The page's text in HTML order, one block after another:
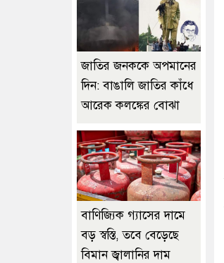
জাতির জনককে অপমানের
দিন: বাঙালি জাতির কাঁধে
আরেক কলঙ্কের বোঝা
বাণিজ্যিক গ্যাসের দামে
বড় স্বস্তি, তবে বেড়েছে
বিমান জ্বালানির দাম